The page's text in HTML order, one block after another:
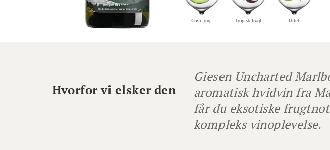
Grøn frugt Tropisk frugt Urtet
Hvorfor vi elsker den
Giesen Uncharted
aromatisk hvidvin fra
får du eksotiske
kompleks vinoplevelse.